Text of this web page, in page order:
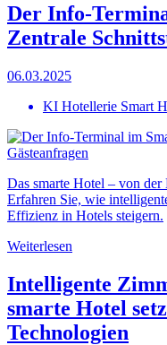
Der Info-
Zentrale
06.03.2025
KI Hotellerie Smart
Das smarte Hotel – von
Erfahren Sie, wie
Effizienz in Hotels steigern.
Weiterlesen
Intelligente
smarte Hotel
Technologien